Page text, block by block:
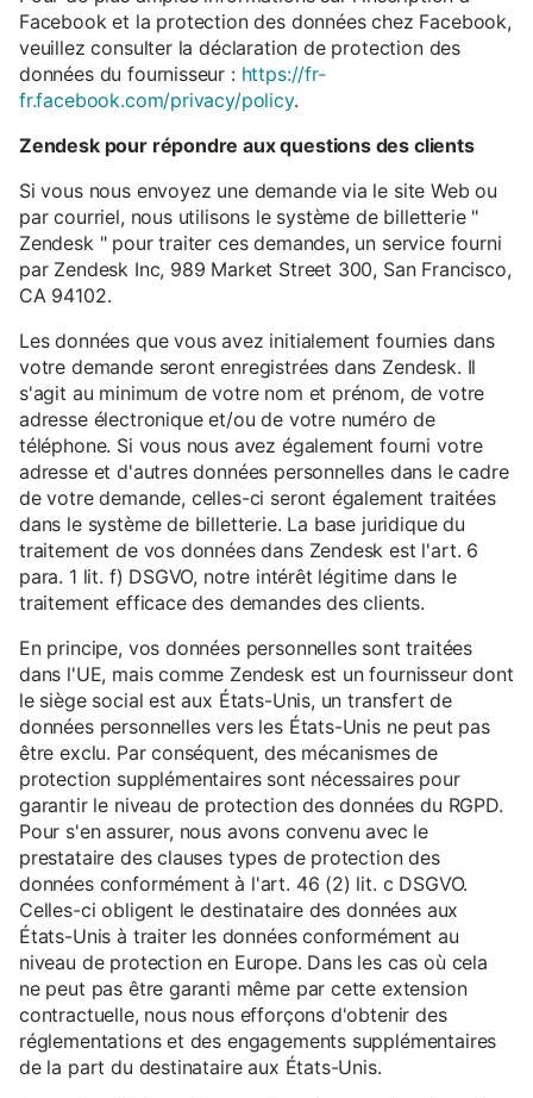
Facebook et la protection des données chez Facebook,
veuillez consulter la déclaration de protection des
données du fournisseur : https://fr-
fr.facebook.com/privacy/policy.
Zendesk pour répondre aux questions des clients
Si vous nous envoyez une demande via le site Web ou
par courriel, nous utilisons le système de billetterie "
Zendesk " pour traiter ces demandes, un service fourni
par Zendesk Inc, 989 Market Street 300, San Francisco,
CA 94102.
Les données que vous avez initialement fournies dans
votre demande seront enregistrées dans Zendesk. Il
s'agit au minimum de votre nom et prénom, de votre
adresse électronique et/ou de votre numéro de
téléphone. Si vous nous avez également fourni votre
adresse et d'autres données personnelles dans le cadre
de votre demande, celles-ci seront également traitées
dans le système de billetterie. La base juridique du
traitement de vos données dans Zendesk est l'art. 6
para. 1 lit. f) DSGVO, notre intérêt légitime dans le
traitement efficace des demandes des clients.
En principe, vos données personnelles sont traitées
dans l'UE, mais comme Zendesk est un fournisseur dont
le siège social est aux États-Unis, un transfert de
données personnelles vers les États-Unis ne peut pas
être exclu. Par conséquent, des mécanismes de
protection supplémentaires sont nécessaires pour
garantir le niveau de protection des données du RGPD.
Pour s'en assurer, nous avons convenu avec le
prestataire des clauses types de protection des
données conformément à l'art. 46 (2) lit. c DSGVO.
Celles-ci obligent le destinataire des données aux
États-Unis à traiter les données conformément au
niveau de protection en Europe. Dans les cas où cela
ne peut pas être garanti même par cette extension
contractuelle, nous nous efforçons d'obtenir des
réglementations et des engagements supplémentaires
de la part du destinataire aux États-Unis.